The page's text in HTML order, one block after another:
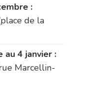
:
de la
au 4 janvier :
Marcellin-